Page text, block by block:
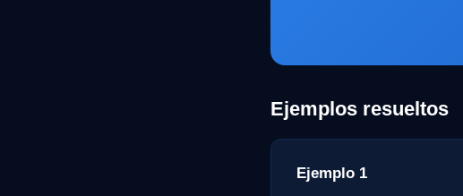
Ejemplos resueltos
Ejemplo 1